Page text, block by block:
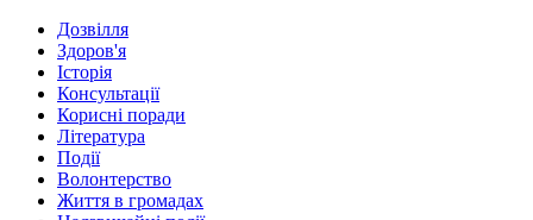
Дозвілля
Здоров'я
Історія
Консультації
Корисні поради
Література
Події
Волонтерство
Життя в громадах